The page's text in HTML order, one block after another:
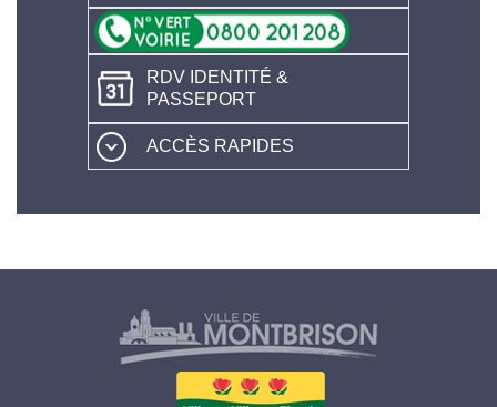
RDV IDENTITÉ &
PASSEPORT
ACCÈS RAPIDES